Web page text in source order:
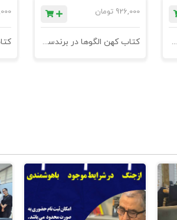
کتاب بازاریابی رفتاری - چاپ سوم
926,000 تومان
کتاب کهن الگوها در برندسازی - ابزاری برای خلاقها و استراتژیست ها